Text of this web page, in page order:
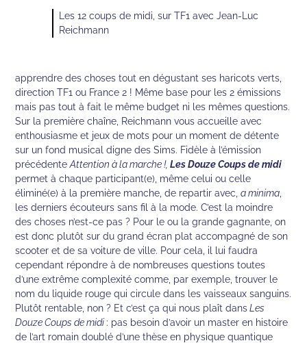
Les 12 coups de midi, sur TF1 avec Jean-Luc
Reichmann
apprendre des choses tout en dégustant ses haricots verts,
direction TF1 ou France 2 ! Même base pour les 2 émissions
mais pas tout à fait le même budget ni les mêmes questions.
Sur la première chaîne, Reichmann vous accueille avec
enthousiasme et jeux de mots pour un moment de détente
sur un fond musical digne des Sims. Fidèle à l’émission
précédenteAttention à la marche !,Les Douze Coups de midi
permet à chaque participant(e), même celui ou celle
éliminé(e) à la première manche, de repartir avec,a minima
les derniers écouteurs sans fil à la mode. C’est la moindre
des choses n’est-ce pas ? Pour le ou la grande gagnante, on
est donc plutôt sur du grand écran plat accompagné de son
scooter et de sa voiture de ville. Pour cela, il lui faudra
cependant répondre à de nombreuses questions toutes
d’une extrême complexité comme, par exemple, trouver le
nom du liquide rouge qui circule dans les vaisseaux sanguins.
Plutôt rentable, non ? Et c’est ça qui nous plaît dansLes
Douze Coups de midi : pas besoin d’avoir un master en histoire
de l’art romain doublé d’une thèse en physique quantique